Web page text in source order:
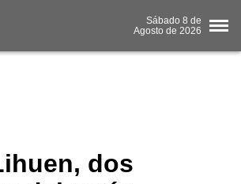
Sábado 8 de
Agosto de 2026
dos